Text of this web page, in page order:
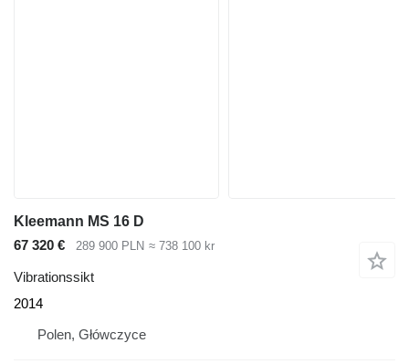
Kleemann MS 16 D
67 320 €
289 900 PLN ≈ 738 100 kr
Vibrationssikt
2014
Polen, Główczyce